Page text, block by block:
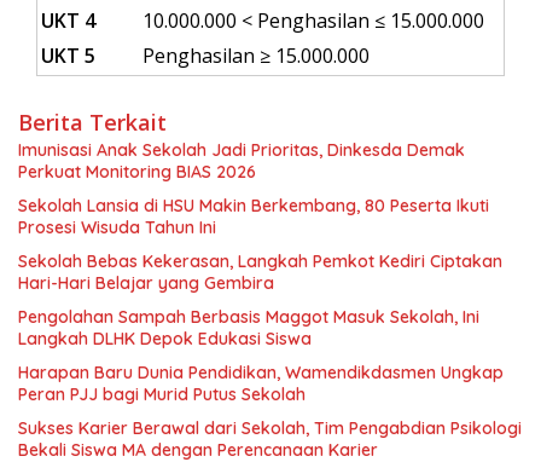
UKT 4
10.000.000 < Penghasilan ≤ 15.000.000
UKT 5
Penghasilan ≥ 15.000.000
Berita Terkait
Imunisasi Anak Sekolah Jadi Prioritas, Dinkesda Demak
Perkuat Monitoring BIAS 2026
Sekolah Lansia di HSU Makin Berkembang, 80 Peserta Ikuti
Prosesi Wisuda Tahun Ini
Sekolah Bebas Kekerasan, Langkah Pemkot Kediri Ciptakan
Hari-Hari Belajar yang Gembira
Pengolahan Sampah Berbasis Maggot Masuk Sekolah, Ini
Langkah DLHK Depok Edukasi Siswa
Harapan Baru Dunia Pendidikan, Wamendikdasmen Ungkap
Peran PJJ bagi Murid Putus Sekolah
Sukses Karier Berawal dari Sekolah, Tim Pengabdian Psikologi
Bekali Siswa MA dengan Perencanaan Karier